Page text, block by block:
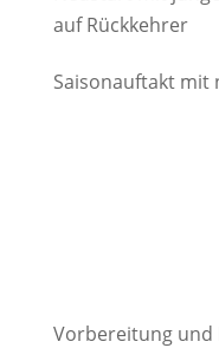
auf Rückkehrer
Saisonauftakt mit
Vorbereitung und